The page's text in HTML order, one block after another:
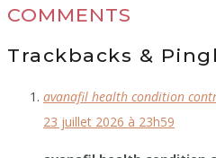
COMMENTS
Trackbacks &
avanafil health condition
23 juillet 2026 à 23h59